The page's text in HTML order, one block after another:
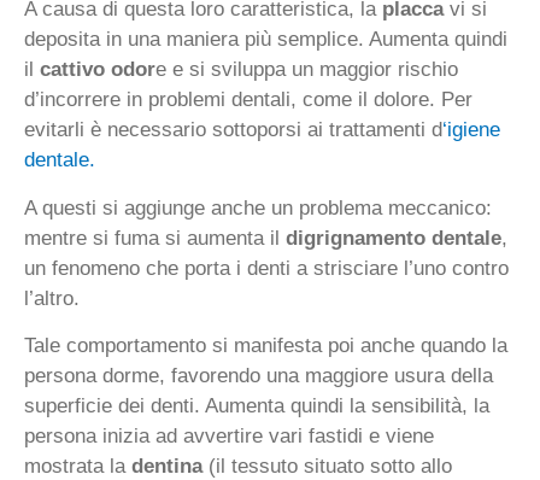
A causa di questa loro caratteristica, la placcavi si
deposita in una maniera più semplice. Aumenta quindi
il cattivo odore e si sviluppa un maggior rischio
d’incorrere in problemi dentali, come il dolore. Per
evitarli è necessario sottoporsi ai trattamenti d‘igiene
dentale.
A questi si aggiunge anche un problema meccanico:
mentre si fuma si aumenta il digrignamento dentale,
un fenomeno che porta i denti a strisciare l’uno contro
l’altro.
Tale comportamento si manifesta poi anche quando la
persona dorme, favorendo una maggiore usura della
superficie dei denti. Aumenta quindi la sensibilità, la
persona inizia ad avvertire vari fastidi e viene
mostrata la dentina(il tessuto situato sotto allo